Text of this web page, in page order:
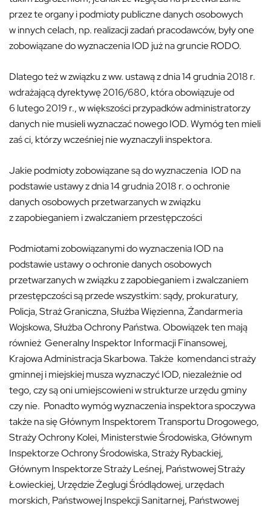
przez te organy i podmioty publiczne danych osobowych
w innych celach, np. realizacji zadań pracodawców, były one
zobowiązane do wyznaczenia IOD już na gruncie RODO.
Dlatego też w związku z ww. ustawą z dnia 14 grudnia 2018 r.
wdrażającą dyrektywę 2016/680, która obowiązuje od
6 lutego 2019 r., w większości przypadków administratorzy
danych nie musieli wyznaczać nowego IOD. Wymóg ten mieli
zaś ci, którzy wcześniej nie wyznaczyli inspektora.
Jakie podmioty zobowiązane są do wyznaczenia IOD na
podstawie ustawy z dnia 14 grudnia 2018 r. o ochronie
danych osobowych przetwarzanych w związku
z zapobieganiem i zwalczaniem przestępczości
Podmiotami zobowiązanymi do wyznaczenia IOD na
podstawie ustawy o ochronie danych osobowych
przetwarzanych w związku z zapobieganiem i zwalczaniem
przestępczości są przede wszystkim: sądy, prokuratury,
Policja, Straż Graniczna, Służba Więzienna, Żandarmeria
Wojskowa, Służba Ochrony Państwa. Obowiązek ten mają
również Generalny Inspektor Informacji Finansowej,
Krajowa Administracja Skarbowa. Także komendanci straży
gminnej i miejskiej musza wyznaczyć IOD, niezależnie od
tego, czy są oni umiejscowieni w strukturze urzędu gminy
czy nie. Ponadto wymóg wyznaczenia inspektora spoczywa
także na się Głównym Inspektorem Transportu Drogowego,
Straży Ochrony Kolei, Ministerstwie Środowiska, Głównym
Inspektorze Ochrony Środowiska, Straży Rybackiej,
Głównym Inspektorze Straży Leśnej, Państwowej Straży
Łowieckiej, Urzędzie Żeglugi Śródlądowej, urzędach
morskich, Państwowej Inspekcji Sanitarnej, Państwowej